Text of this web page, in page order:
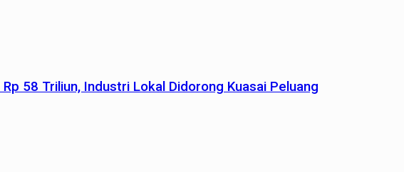
58 Triliun, Industri Lokal Didorong Kuasai Peluang